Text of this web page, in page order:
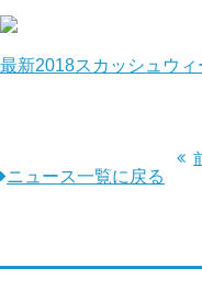
最新2018スカッシュウ
ニュース一覧に戻る